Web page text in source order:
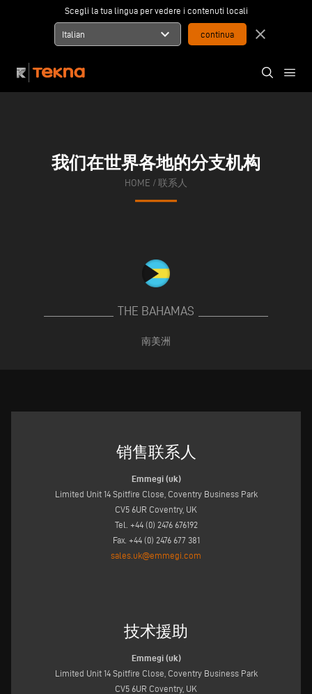
Scegli la tua lingua per vedere i contenuti locali
Italian expand_more close
我们在世界各地的分支机构
HOME / 联系人
THE BAHAMAS
南美洲
销售联系人
Emmegi (uk)
Limited Unit 14 Spitfire Close, Coventry Business Park
CV5 6UR Coventry, UK
Tel. +44 (0) 2476 676192
Fax. +44 (0) 2476 677 381
sales.uk@emmegi.com
技术援助
Emmegi (uk)
Limited Unit 14 Spitfire Close, Coventry Business Park
CV5 6UR Coventry, UK